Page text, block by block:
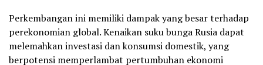
Perkembangan ini memiliki dampak yang besar terhadap
perekonomian global. Kenaikan suku bunga Rusia dapat
melemahkan investasi dan konsumsi domestik, yang
berpotensi memperlambat pertumbuhan ekonomi